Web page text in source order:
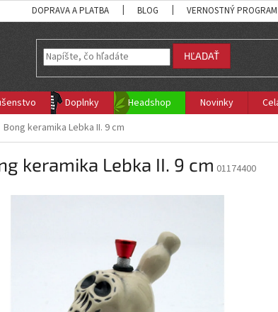
DOPRAVA A PLATBA BLOG VERNOSTNÝ PROGRAM
HĽADAŤ
Doplnky Headshop Novinky
Bong keramika Lebka II. 9 cm
keramika Lebka II. 9 cm 01174400